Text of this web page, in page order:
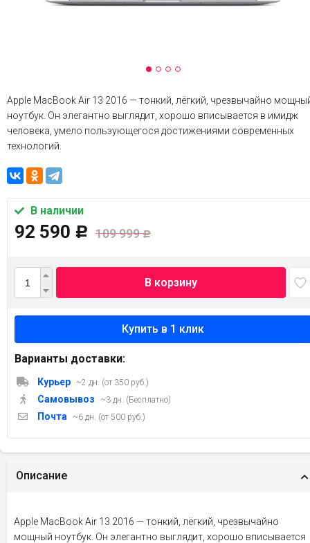
Apple MacBook Air 13 2016 — тонкий, лёгкий, чрезвычайно
ноутбук. Он элегантно выглядит, хорошо вписывается в имидж
человека, умело пользующегося достижениями современных
технологий.
В наличии
92 590 Р 109 999Р
В корзину
Варианты доставки:
Курьер ~2 дн. (от 350 руб.)
Самовывоз ~3 дн. (Бесплатно)
Почта ~6 дн. (от 500 руб.)
Описание
Apple MacBook Air 13 2016 — тонкий, лёгкий, чрезвычайно
мощный ноутбук. Он элегантно выглядит, хорошо вписывается